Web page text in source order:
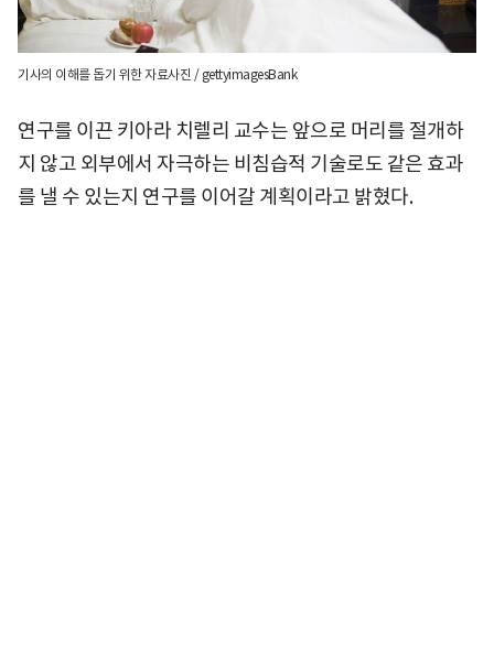
기사의 이해를 돕기 위한 자료사진 / gettyimagesBank
연구를 이끈 키아라 치렐리 교수는 앞으로 머리를 절개하
지 않고 외부에서 자극하는 비침습적 기술로도 같은 효과
를 낼 수 있는지 연구를 이어갈 계획이라고 밝혔다.